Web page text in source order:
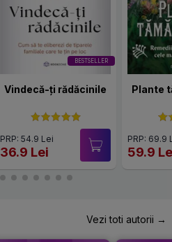
BESTSELLER
Vindecă-ți rădăcinile
PRP: 54.9 Lei
36.9 Lei
Plante
PRP: 69.9
59.9
Vezi toti autorii →